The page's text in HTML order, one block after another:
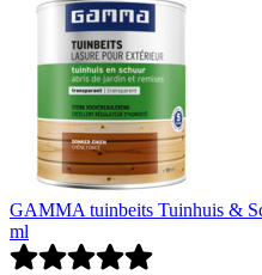
GAMMA tuinbeits Tuinhuis &
ml